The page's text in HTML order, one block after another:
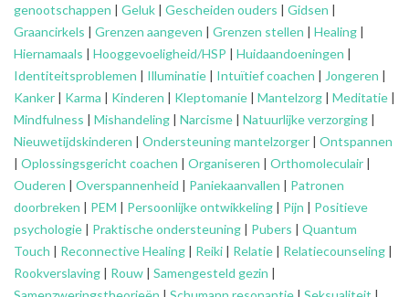
genootschappen | Geluk | Gescheiden ouders | Gidsen |
Graancirkels | Grenzen aangeven | Grenzen stellen | Healing |
Hiernamaals | Hooggevoeligheid/HSP | Huidaandoeningen |
Identiteitsproblemen | Illuminatie | Intuïtief coachen | Jongeren |
Kanker | Karma | Kinderen | Kleptomanie | Mantelzorg | Meditatie |
Mindfulness | Mishandeling | Narcisme | Natuurlijke verzorging |
Nieuwetijdskinderen | Ondersteuningmantelzorger | Ontspannen
| Oplossingsgericht coachen | Organiseren | Orthomoleculair |
Ouderen | Overspannenheid | Paniekaanvallen | Patronen
doorbreken | PEM | Persoonlijke ontwikkeling | Pijn | Positieve
psychologie | Praktische ondersteuning | Pubers | Quantum
Touch | Reconnective Healing | Reiki | Relatie | Relatiecounseling |
Rookverslaving | Rouw | Samengesteld gezin |